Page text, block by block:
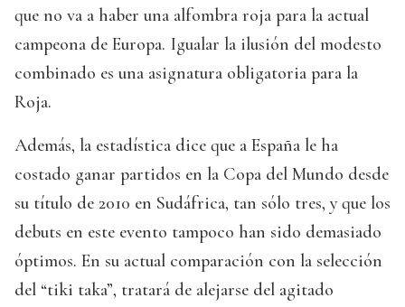
que no va a haber una alfombra roja para la actual
campeona de Europa. Igualar la ilusión del modesto
combinado es una asignatura obligatoria para la
Roja.
Además, la estadística dice que a España le ha
costado ganar partidos en la Copa del Mundo desde
su título de 2010 en Sudáfrica, tan sólo tres, y que los
debuts en este evento tampoco han sido demasiado
óptimos. En su actual comparación con la selección
del “tiki taka”, tratará de alejarse del agitado